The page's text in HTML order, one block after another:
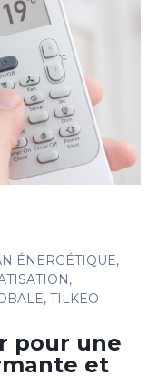
ÉNERGÉTIQUE,
,
, TILKEO
pour une
et